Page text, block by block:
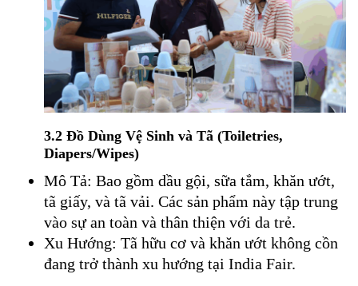
3.2 Đồ Dùng Vệ Sinh và Tã (Toiletries,
Diapers/Wipes)
Mô Tả: Bao gồm dầu gội, sữa tắm, khăn ướt,
tã giấy, và tã vải. Các sản phẩm này tập trung
vào sự an toàn và thân thiện với da trẻ.
Xu Hướng: Tã hữu cơ và khăn ướt không cồn
đang trở thành xu hướng tại India Fair.